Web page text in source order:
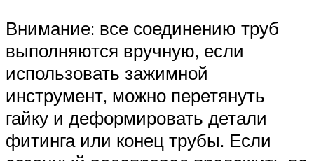
Внимание: все соединению труб
выполняются вручную, если
использовать зажимной
инструмент, можно перетянуть
гайку и деформировать детали
фитинга или конец трубы. Если